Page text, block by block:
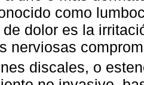
como
dolor es la
nerviosas
discales, o